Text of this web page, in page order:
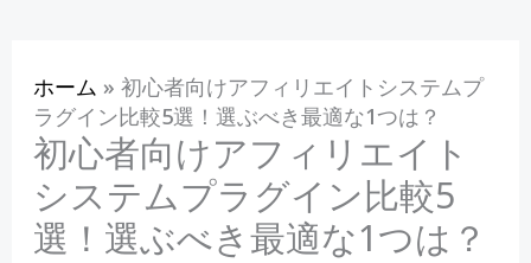
ホーム » 初心者向けアフィリエイトシステムプ
ラグイン比較5選！選ぶべき最適な1つは？
初心者向けアフィリエイト
システムプラグイン比較5
選！選ぶべき最適な1つは？